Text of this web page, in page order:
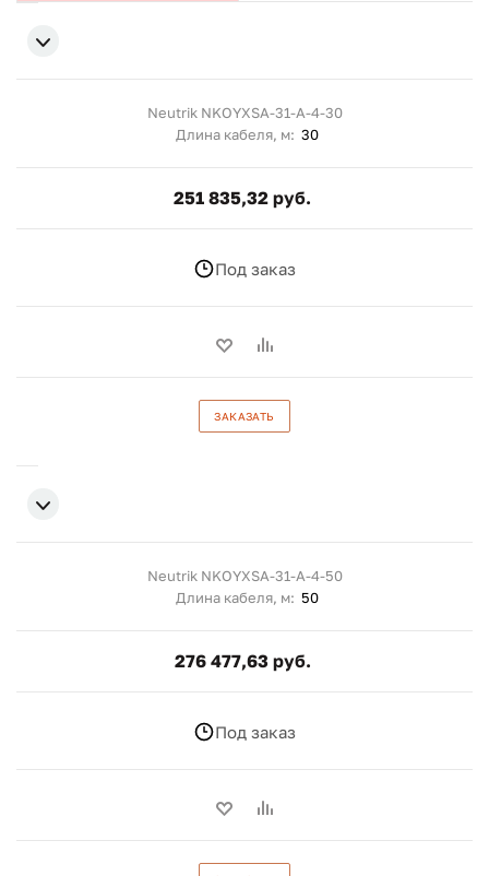
Neutrik NKOYXSA-31-A-4-30
Длина кабеля, м: 30
251 835,32 руб.
Под заказ
ЗАКАЗАТЬ
Neutrik NKOYXSA-31-A-4-50
Длина кабеля, м: 50
276 477,63 руб.
Под заказ